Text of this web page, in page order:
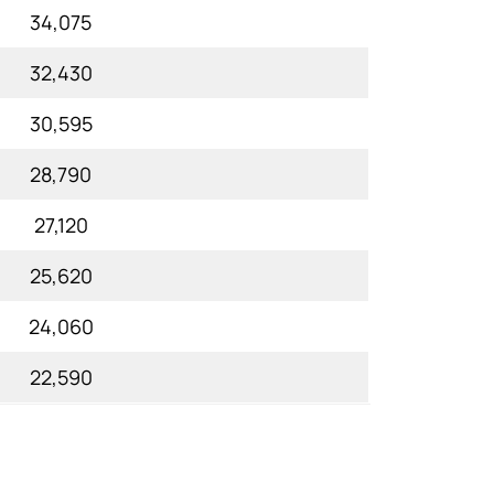
34,075
32,430
30,595
28,790
27,120
25,620
24,060
22,590